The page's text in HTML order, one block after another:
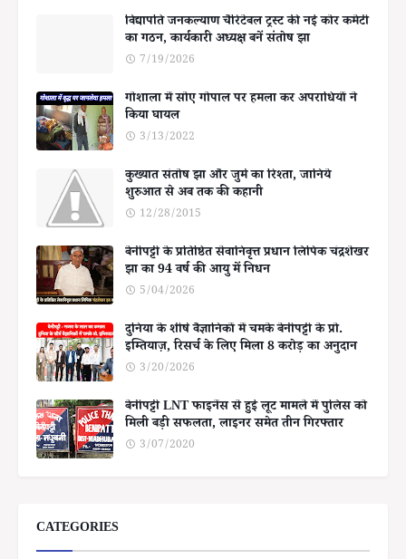
विद्यापति जनकल्याण चैरिटेबल ट्रस्ट की नई कोर कमेटी
का गठन, कार्यकारी अध्यक्ष बनें संतोष झा
7/19/2026
गोशाला में सोए गोपाल पर हमला कर अपराधियों ने
किया घायल
3/13/2022
कुख्यात संतोष झा और जुर्म का रिश्ता, जानिये
शुरुआत से अब तक की कहानी
12/28/2015
बेनीपट्टी के प्रतिष्ठित सेवानिवृत्त प्रधान लिपिक चंद्रशेखर
झा का 94 वर्ष की आयु में निधन
5/04/2026
दुनिया के शीर्ष वैज्ञानिकों में चमके बेनीपट्टी के प्रो.
इम्तियाज़, रिसर्च के लिए मिला 8 करोड़ का अनुदान
3/20/2026
बेनीपट्टी LNT फाइनेंस से हुई लूट मामले में पुलिस को
मिली बड़ी सफलता, लाइनर समेत तीन गिरफ्तार
3/07/2020
CATEGORIES